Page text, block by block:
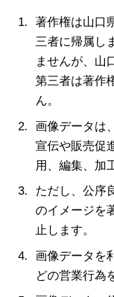
著作権は山口
三者に帰属し
ませんが、山
第三者は著作
ん。
画像データは
宣伝や販売促
用、編集、加
ただし、公序
のイメージを
止します。
画像データを
どの営業行為